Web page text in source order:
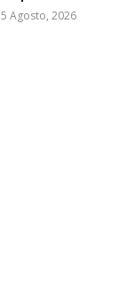
5 Agosto, 2026